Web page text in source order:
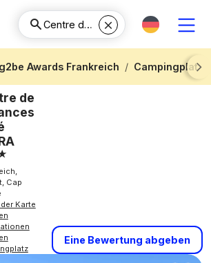
Awards Frankreich
Campingplatz
Next
de
Cap
Karte
Eine Bewertung abgeben